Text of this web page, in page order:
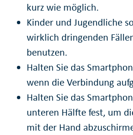
kurz wie möglich.
Kinder und Jugendliche
wirklich dringenden
benutzen.
Halten Sie das
wenn die Verbindung
Halten Sie das
unteren Hälfte fest, um
mit der Hand